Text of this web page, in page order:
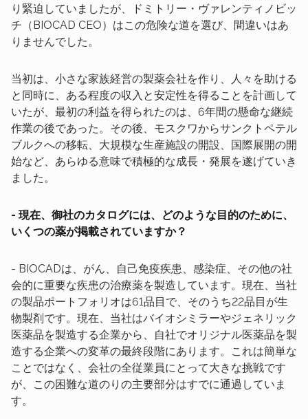
り緊迫していましたが、ドミトリー・ヴァレンティノビッ
チ（BIOCAD CEO）はこの危険な道を選び、間違いはあ
りませんでした。
当初は、小さな家族経営の製薬会社を作り、人々を助ける
と同時に、ある程度の収入と安定性を得ることを計画して
いたが、最初の利益を得られたのは、6年間の懸命な継続
作業の後であった。その後、モスクワからサンクトペテル
ブルクへの移転、大規模な生産施設の開設、国際展開の開
始など、あらゆる意味で積極的な成長・発展を遂げていき
ました。
- 現在、御社のカタログには、どのような目的のために、
いくつの薬が掲載されていますか？
- BIOCADは、がん、自己免疫疾患、感染症、その他の社
会的に重要な疾患の治療薬を製造しています。現在、当社
の製品ポートフォリオは61品目で、そのうち22品目が生
物製剤です。現在、当社はバイオシミラーやジェネリック
医薬品を製造する企業から、自社でオリジナル医薬品を製
造する企業への変革の最終段階にあります。これは簡単な
ことではなく、会社の全従業員にとって大きな挑戦です
が、この困難な道のりの主要部分はすでに通過していま
す。